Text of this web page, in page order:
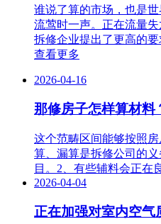
谁说了算的市场，也是
流莺时一声。正在流量
拆修企业提出了更高的
查看更多
2026-04-16
那修房子怎样算材料
这个范畴区间能够按照
算、漏算是拆修公司的
目。2、有些辅料会正在
2026-04-04
正在加强对室内空气